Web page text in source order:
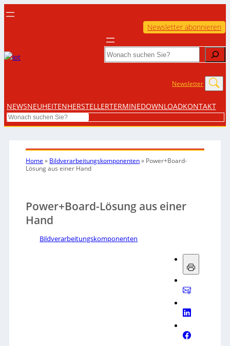
Newsletter abonnieren
Search
Newsletter
NEWSNEUHEITENHERSTELLERTERMINEDOWNLOADKONTAKT
Search
Home » Bildverarbeitungskomponenten» Power+Board-
Lösung aus einer Hand
Power+Board-Lösung aus einer
Hand
Bildverarbeitungskomponenten